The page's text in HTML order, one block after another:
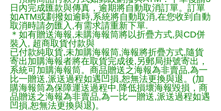
日內完成匯款與傳真，逾期將自動取消訂單。訂單
如ATM或劃撥如逾時,系統將自動取消,在您收到自動
取消時請勿匯入,有需求請重新下單.
＊如有贈送海報,未購海報筒將以折疊方式,與CD併
裝入, 超商取貨付款與
已付款純取貨,未加購海報筒,海報將折疊方式,隨貨
寄出加購海報者將在取貨完成後,另郵局掛號寄出，
系統可加購海報筒。商品贈送之海報為非賣品,為一
比一贈送,派送過程如遇凹損,恕無法更換與退。(加
購海報筒為保障運送過程中.降低損壞海報毀損，商
品贈送之海報為非賣品,為一比一贈送,派送過程如遇
凹損,恕無法更換與退)。